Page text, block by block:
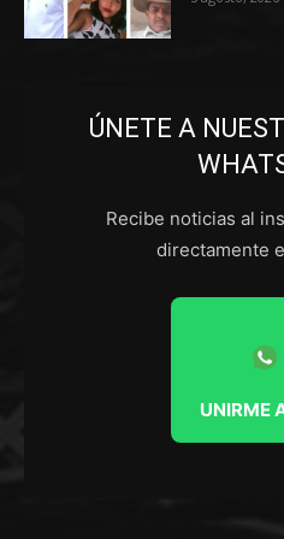
ÚNETE A
Recibe noticias al
directamente
UNIRME